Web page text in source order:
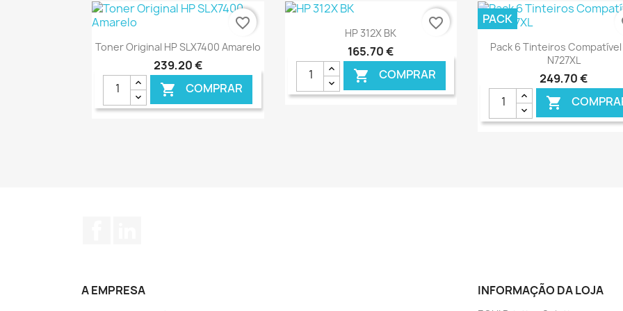
Ver+
Toner Original HP SLX7400 Amarelo
239,20 €
 COMPRAR
favorite_border Ver+
HP 312X BK
165,70 €
 COMPRAR
favorite_border
Ver+
Pack 6 Tinteiros Compatível
N727XL
249,70 €

PACK
A EMPRESA INFORMAÇÃO DA LOJA